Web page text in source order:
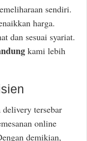
sendiri.
harga.
dan sesuai syariat.
kami lebih
tersebar
online
demikian,